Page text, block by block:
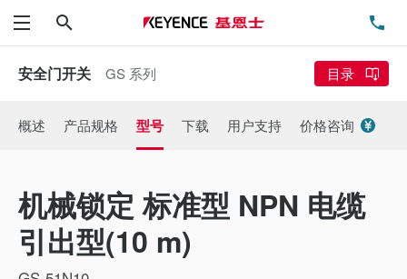
菜单
安全门开关 GS 系列 目录
概述 产品规格 型号 下载 用户支持 价格咨询
机械锁定 标准型 NPN 电缆
引出型(10 m)